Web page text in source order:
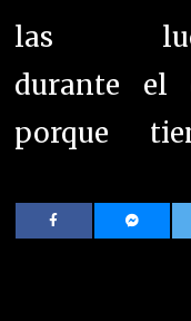
las
durante el
porque